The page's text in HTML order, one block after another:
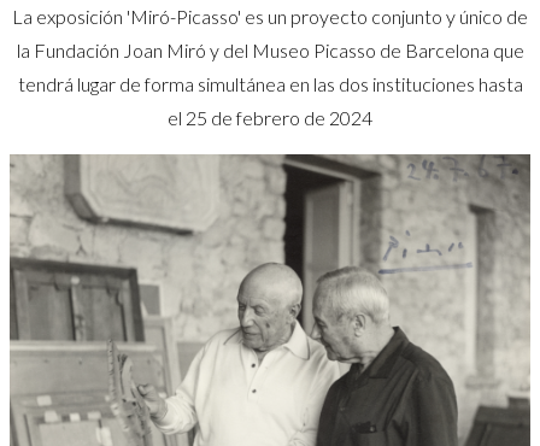
La exposición 'Miró-Picasso' es un proyecto conjunto y único de
la Fundación Joan Miró y del Museo Picasso de Barcelona que
tendrá lugar de forma simultánea en las dos instituciones hasta
el 25 de febrero de 2024